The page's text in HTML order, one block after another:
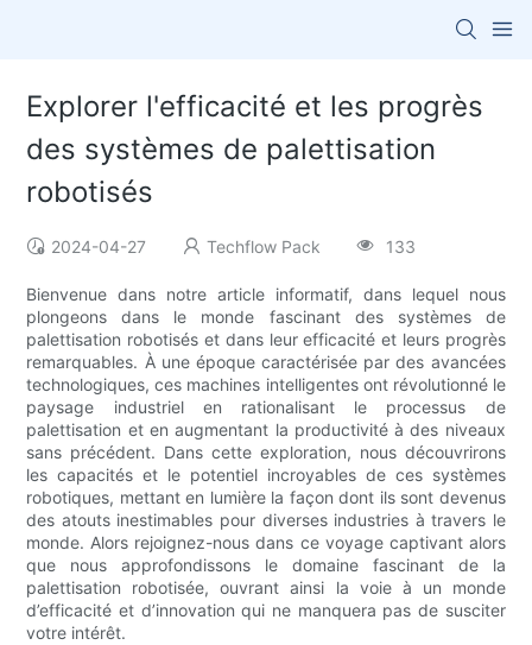
Explorer l'efficacité et les progrès
des systèmes de palettisation
robotisés
2024-04-27 Techflow Pack 133
Bienvenue dans notre article informatif, dans lequel nous
plongeons dans le monde fascinant des systèmes de
palettisation robotisés et dans leur efficacité et leurs progrès
remarquables. À une époque caractérisée par des avancées
technologiques, ces machines intelligentes ont révolutionné le
paysage industriel en rationalisant le processus de
palettisation et en augmentant la productivité à des niveaux
sans précédent. Dans cette exploration, nous découvrirons
les capacités et le potentiel incroyables de ces systèmes
robotiques, mettant en lumière la façon dont ils sont devenus
des atouts inestimables pour diverses industries à travers le
monde. Alors rejoignez-nous dans ce voyage captivant alors
que nous approfondissons le domaine fascinant de la
palettisation robotisée, ouvrant ainsi la voie à un monde
d’efficacité et d’innovation qui ne manquera pas de susciter
votre intérêt.